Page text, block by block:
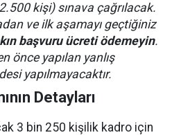
kişi) sınava çağrılacak.
ve ilk aşamayı geçtiğiniz
başvuru ücreti ödemeyin.
önce yapılan yanlış
yapılmayacaktır.
Detayları
3 bin 250 kişilik kadro için